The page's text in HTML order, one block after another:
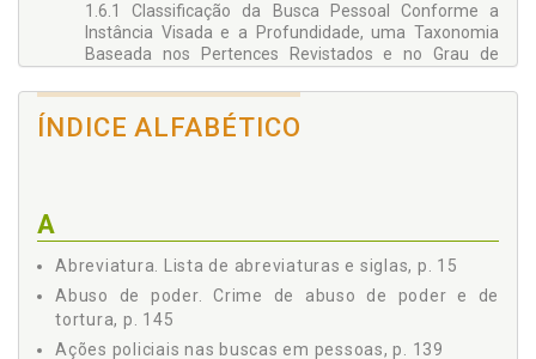
1.6.1 Classificação da Busca Pessoal Conforme a
Instância Visada e a Profundidade, uma Taxonomia
Baseada nos Pertences Revistados e no Grau de
1.6.1.1 Realizada no corpo e nas vestes, p. 35
1.6.1.2 Realizada em pertences, p. 37
1.7 BUSCA NO FLAGRANTE DELITO, p. 43
1.8 MEIO DE OBTENÇÃO DE PROVA PREVENTIVO, p. 44
Capítulo 2 PODER DE POLÍCIA E BUSCA PESSOAL
PREVENTIVA, p. 51
ÍNDICE ALFABÉTICO
A
Abreviatura. Lista de abreviaturas e siglas, p. 15
Abuso de poder. Crime de abuso de poder e de
tortura, p. 145
Ações policiais nas buscas em pessoas, p. 139